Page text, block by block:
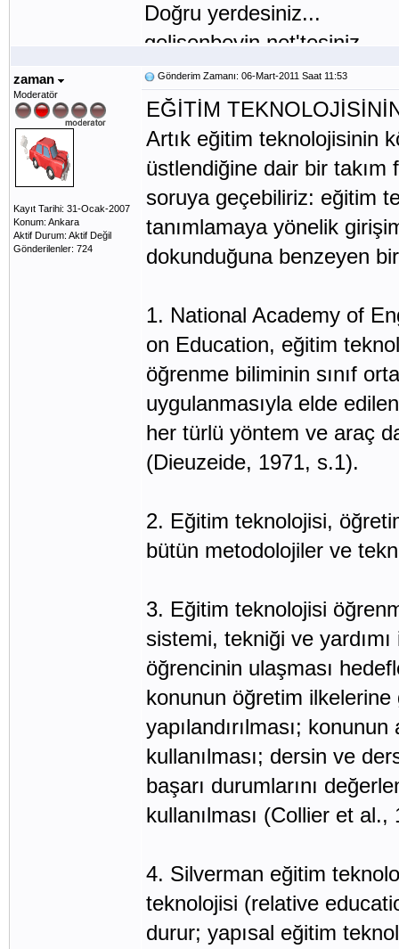
Doğru yerdesiniz...
gelisenbeyin.net'tesiniz...
zaman
Moderatör
Kayıt Tarihi: 31-Ocak-2007
Konum: Ankara
Aktif Durum: Aktif Değil
Gönderilenler: 724
Gönderim Zamanı: 06-Mart-2011 Saat 11:53
EĞİTİM
Artık eğitim teknolojisinin
üstlendiğine dair bir
soruya geçebiliriz: eğitim
tanımlamaya yönelik
dokunduğuna benzeyen
1. National Academy of
on Education, eğitim
öğrenme biliminin sınıf
uygulanmasıyla elde
her türlü yöntem ve araç
(Dieuzeide, 1971, s.1).
2. Eğitim teknolojisi,
bütün metodolojiler ve
3. Eğitim teknolojisi
sistemi, tekniği ve
öğrencinin ulaşması
konunun öğretim
yapılandırılması;
kullanılması; dersin ve
başarı durumlarını
kullanılması (Collier et
4. Silverman eğitim
teknolojisi (relative
durur; yapısal eğitim